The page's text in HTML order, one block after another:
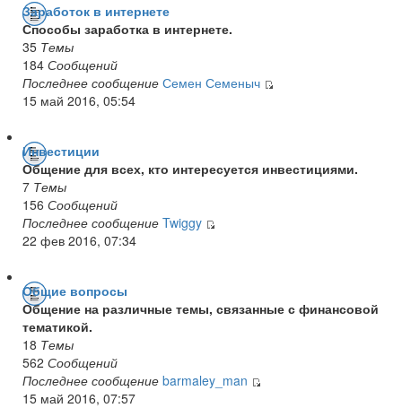
Заработок в интернете
Способы заработка в интернете.
35 Темы
184 Сообщений
Последнее сообщение Семен Семеныч
15 май 2016, 05:54
Инвестиции
Общение для всех, кто интересуется инвестициями.
7 Темы
156 Сообщений
Последнее сообщение Twiggy
22 фев 2016, 07:34
Общие вопросы
Общение на различные темы, связанные с финансовой
тематикой.
18 Темы
562 Сообщений
Последнее сообщение barmaley_man
15 май 2016, 07:57